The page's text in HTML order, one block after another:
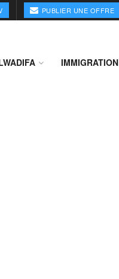
PUBLIER UNE OFFRE
IMMIGRATION